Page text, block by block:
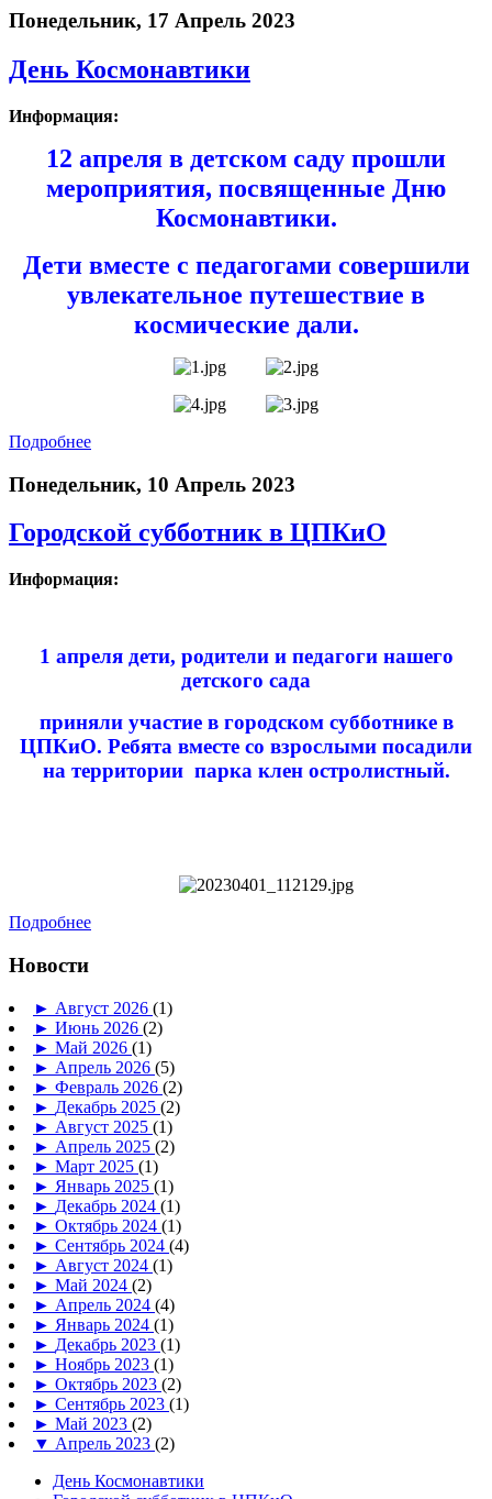
Понедельник, 17 Апрель 2023
День Космонавтики
Информация:
12 апреля в детском саду прошли
мероприятия, посвященные Дню
Космонавтики.
Дети вместе с педагогами совершили
увлекательное путешествие в
космические дали.
Подробнее
Понедельник, 10 Апрель 2023
Городской субботник в ЦПКиО
Информация:
1 апреля дети, родители и педагоги нашего
детского сада
приняли участие в городском субботнике в
ЦПКиО. Ребята вместе со взрослыми посадили
на территории парка клен остролистный.
Подробнее
Новости
► Август 2026 (1)
► Июнь 2026 (2)
► Май 2026 (1)
► Апрель 2026 (5)
► Февраль 2026 (2)
► Декабрь 2025 (2)
► Август 2025 (1)
► Апрель 2025 (2)
► Март 2025 (1)
► Январь 2025 (1)
► Декабрь 2024 (1)
► Октябрь 2024 (1)
► Сентябрь 2024 (4)
► Август 2024 (1)
► Май 2024 (2)
► Апрель 2024 (4)
► Январь 2024 (1)
► Декабрь 2023 (1)
► Ноябрь 2023 (1)
► Октябрь 2023 (2)
► Сентябрь 2023 (1)
► Май 2023 (2)
▼ Апрель 2023 (2)
День Космонавтики